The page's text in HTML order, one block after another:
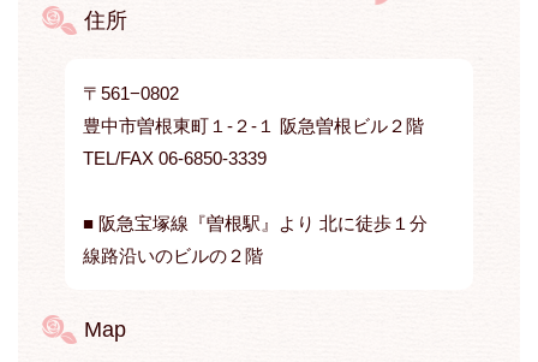
住所
〒561−0802
豊中市曽根東町１-２-１ 阪急曽根ビル２階
TEL/FAX 06-6850-3339
■ 阪急宝塚線『曽根駅』より 北に徒歩１分
線路沿いのビルの２階
Map